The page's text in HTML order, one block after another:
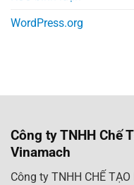
WordPress.org
Công ty TNHH Chế
Vinamach
Công ty TNHH CHẾ